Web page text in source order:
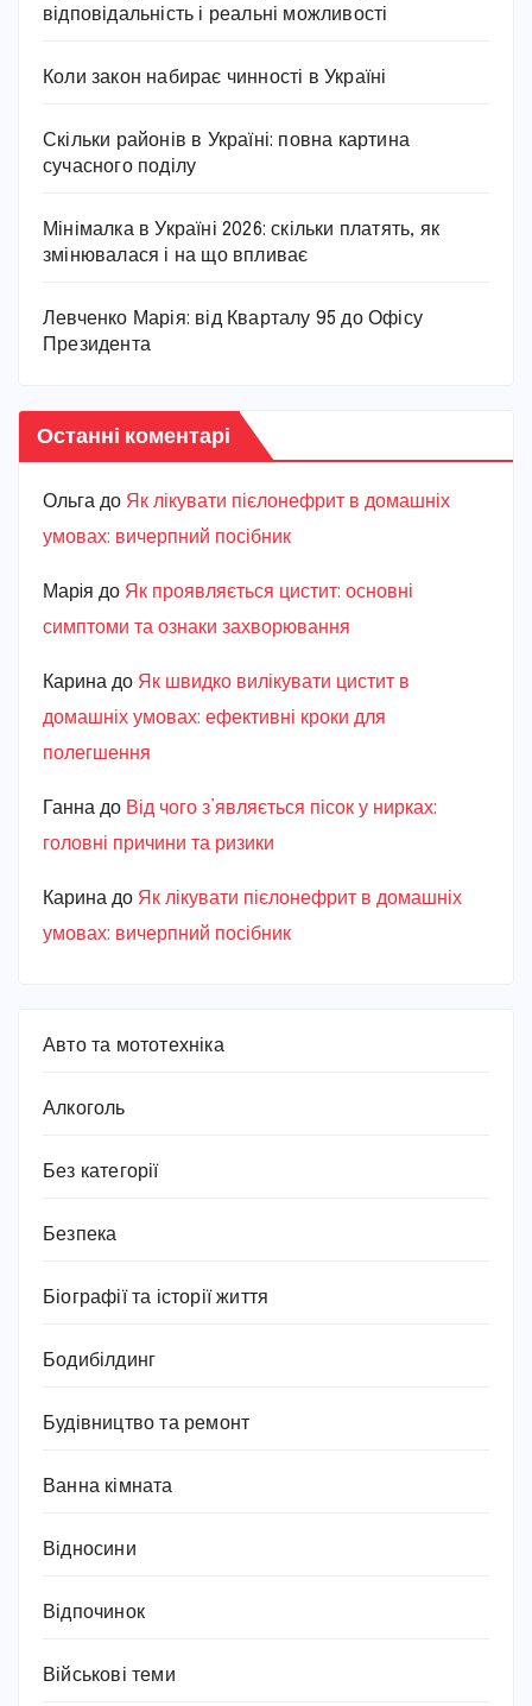
відповідальність і реальні можливості
Коли закон набирає чинності в Україні
Скільки районів в Україні: повна картина
сучасного поділу
Мінімалка в Україні 2026: скільки платять, як
змінювалася і на що впливає
Левченко Марія: від Кварталу 95 до Офісу
Президента
Останні коментарі
Ольга до Як лікувати пієлонефрит в домашніх
умовах: вичерпний посібник
Марiя до Як проявляється цистит: основні
симптоми та ознаки захворювання
Карина до Як швидко вилікувати цистит в
домашніх умовах: ефективні кроки для
полегшення
Ганна до Від чого з’являється пісок у нирках:
головні причини та ризики
Карина до Як лікувати пієлонефрит в домашніх
умовах: вичерпний посібник
Авто та мототехніка
Алкоголь
Без категорії
Безпека
Біографії та історії життя
Бодибілдинг
Будівництво та ремонт
Ванна кімната
Відносини
Відпочинок
Військові теми